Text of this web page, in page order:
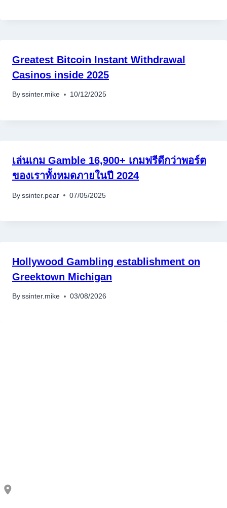
อุปกรณ์เครื่องใช้ภายในครัว
เตาอบไฟฟ้า
หม้อทอดไร้น้ำมัน
เครื่องกดน้ำร้อน
Greatest Bitcoin Instant Withdrawal
Casinos inside 2025
By ssinter.mike 10/12/2025
เล่นเกม Gamble 16,900+ เกมฟรีดีกว่าพอร์ต
ของเราทั้งหมดภายในปี 2024
By ssinter.pear 07/05/2025
Hollywood Gambling establishment on
Greektown Michigan
By ssinter.mike 03/08/2026